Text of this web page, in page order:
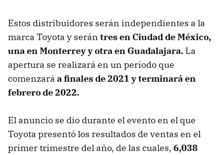
Estos distribuidores serán independientes a la
marca Toyota y serán tres en Ciudad de México,
una en Monterrey y otra en Guadalajara. La
apertura se realizará en un periodo que
comenzará a finales de 2021 y terminará en
febrero de 2022.
El anuncio se dio durante el evento en el que
Toyota presentó los resultados de ventas en el
primer trimestre del año, de las cuales, 6,038